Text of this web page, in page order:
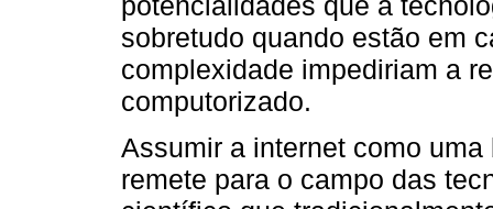
sobretudo quando estão em
complexidade impediriam a
computorizado.
Assumir a internet como
remete para o campo das